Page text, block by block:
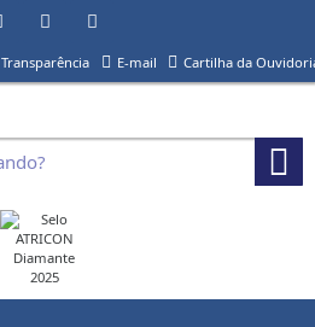
Transparência E-mail Cartilha da